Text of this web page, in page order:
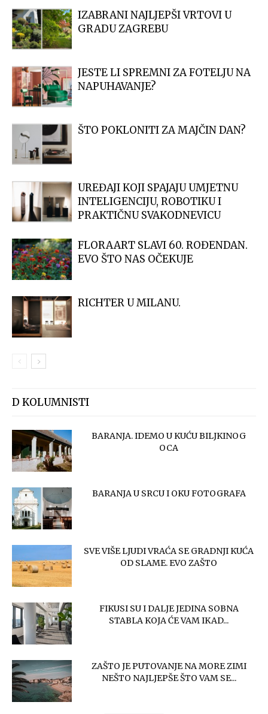
IZABRANI NAJLJEPŠI VRTOVI U
GRADU ZAGREBU
JESTE LI SPREMNI ZA FOTELJU NA
NAPUHAVANJE?
ŠTO POKLONITI ZA MAJČIN DAN?
UREĐAJI KOJI SPAJAJU UMJETNU
INTELIGENCIJU, ROBOTIKU I
PRAKTIČNU SVAKODNEVICU
FLORAART SLAVI 60. ROĐENDAN.
EVO ŠTO NAS OČEKUJE
RICHTER U MILANU.
D KOLUMNISTI
BARANJA. IDEMO U KUĆU BILJKINOG
OCA
BARANJA U SRCU I OKU FOTOGRAFA
SVE VIŠE LJUDI VRAĆA SE GRADNJI KUĆA
OD SLAME. EVO ZAŠTO
FIKUSI SU I DALJE JEDINA SOBNA
STABLA KOJA ĆE VAM IKAD...
ZAŠTO JE PUTOVANJE NA MORE ZIMI
NEŠTO NAJLJEPŠE ŠTO VAM SE...